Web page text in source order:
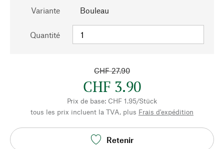
Variante Bouleau
Quantité
CHF 27.90
CHF 3.90
Prix de base: CHF 1.95/Stück
tous les prix incluent la TVA, plus Frais d'expédition
Retenir